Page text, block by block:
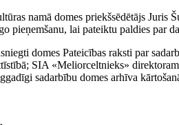
namā domes priekšsēdētājs Juris
pieņemšanu, lai pateiktu paldies par
domes Pateicības raksti par
SIA «Meliorceltnieks»
sadarbību domes arhīva